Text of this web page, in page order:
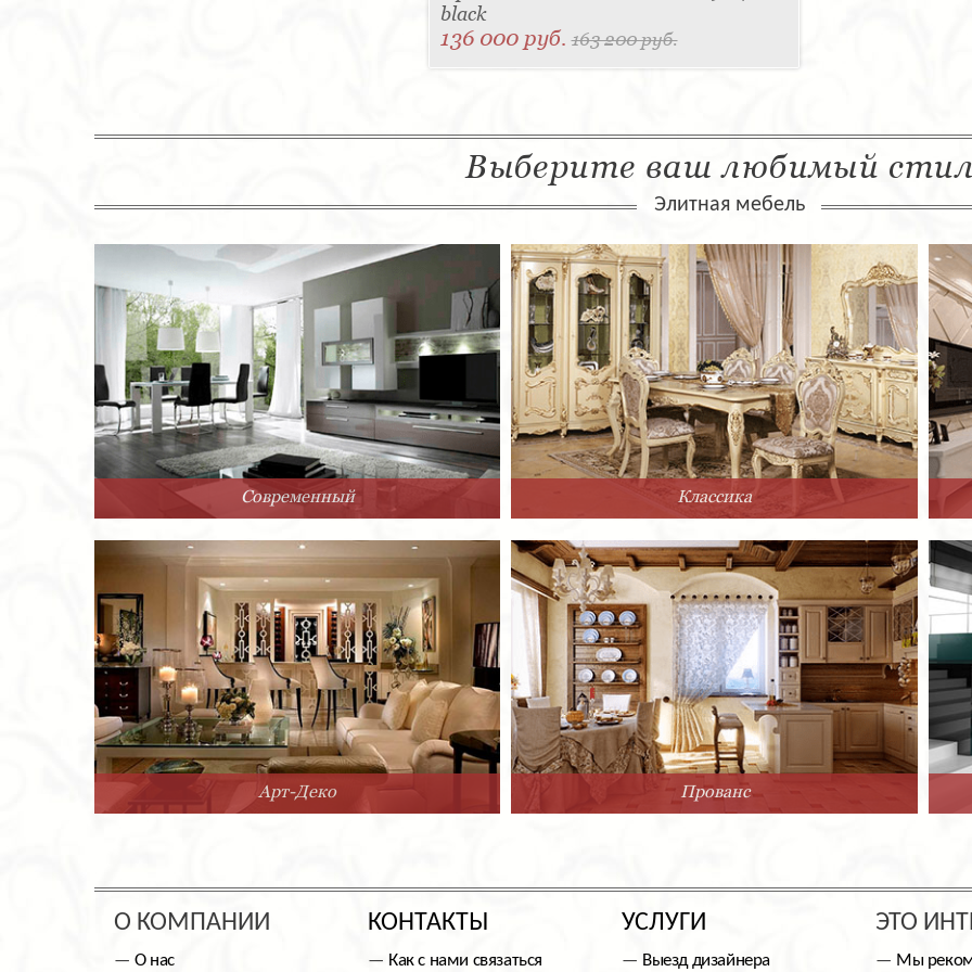
black
136 000 руб.163 200 руб.
Выберите ваш любимый
Элитная мебель
Современный Классика
Арт-Деко Прованс
О КОМПАНИИ
О нас
КОНТАКТЫ
Как с нами связаться
УСЛУГИ
Выезд дизайнера
ЭТО
Мы